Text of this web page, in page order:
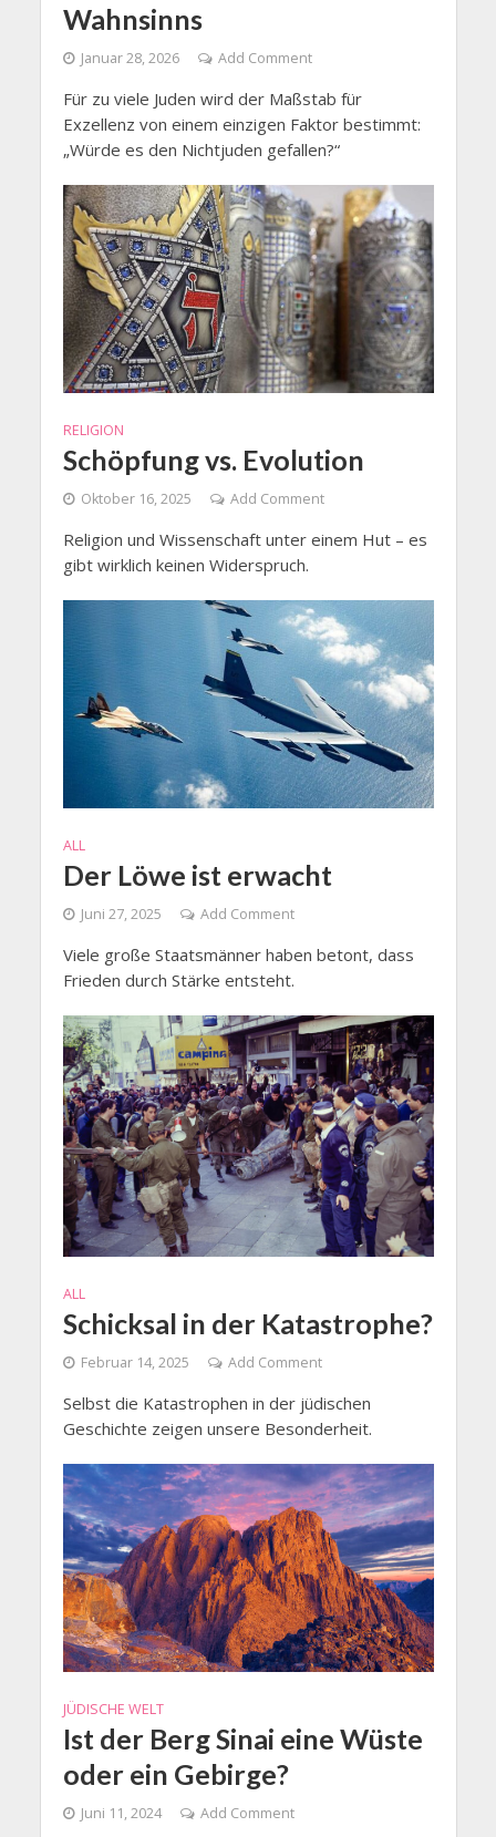
Wahnsinns
Januar 28, 2026 Add Comment
Für zu viele Juden wird der Maßstab für
Exzellenz von einem einzigen Faktor bestimmt:
„Würde es den Nichtjuden gefallen?“
RELIGION
Schöpfung vs. Evolution
Oktober 16, 2025 Add Comment
Religion und Wissenschaft unter einem Hut – es
gibt wirklich keinen Widerspruch.
ALL
Der Löwe ist erwacht
Juni 27, 2025 Add Comment
Viele große Staatsmänner haben betont, dass
Frieden durch Stärke entsteht.
ALL
Schicksal in der Katastrophe?
Februar 14, 2025 Add Comment
Selbst die Katastrophen in der jüdischen
Geschichte zeigen unsere Besonderheit.
JÜDISCHE WELT
Ist der Berg Sinai eine Wüste
oder ein Gebirge?
Juni 11, 2024 Add Comment